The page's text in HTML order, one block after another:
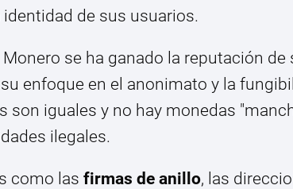
de sus usuarios.
se ha ganado la reputación de
enfoque en el anonimato y la
son iguales y no hay monedas
ilegales.
como las firmas de anillo, las